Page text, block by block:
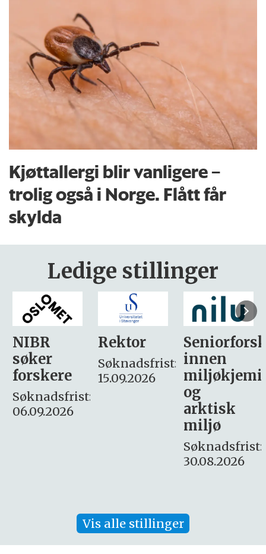
Kjøttallergi blir vanligere –
trolig også i Norge. Flått får
skylda
Ledige stillinger
Rektor
Søknadsfrist:
15.09.2026
Seniorforsker
innen
miljøkjemi
søker
– fast
Søknadsfrist:
16. august.
Vis alle stillinger